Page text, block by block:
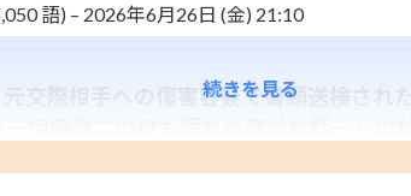
語) – 2026年6月26日 (金) 21:10
交際相手への傷害容疑で書類送検され
ー伊藤潤二の夜も眠れぬ奇妙な話ー」の
続きを見る